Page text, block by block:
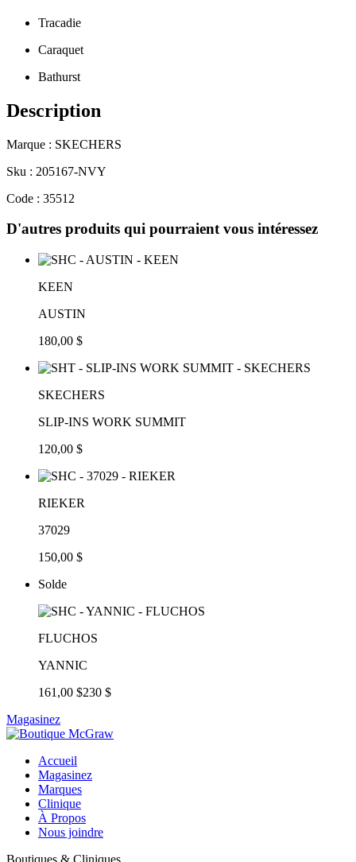
Tracadie
Caraquet
Bathurst
Description
Marque : SKECHERS
Sku : 205167-NVY
Code : 35512
D'autres produits qui pourraient vous intéressez
KEEN
AUSTIN
180,00 $
SKECHERS
SLIP-INS WORK SUMMIT
120,00 $
RIEKER
37029
150,00 $
Solde
FLUCHOS
YANNIC
161,00 $230 $
Magasinez
Accueil
Magasinez
Marques
Clinique
À Propos
Nous joindre
Boutiques & Cliniques